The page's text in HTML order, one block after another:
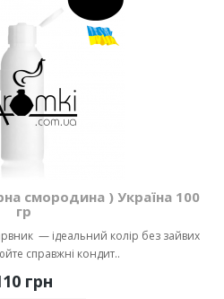
смородина ) Україна 100
гр
— ідеальний колір без зайвих
справжні кондит..
грн